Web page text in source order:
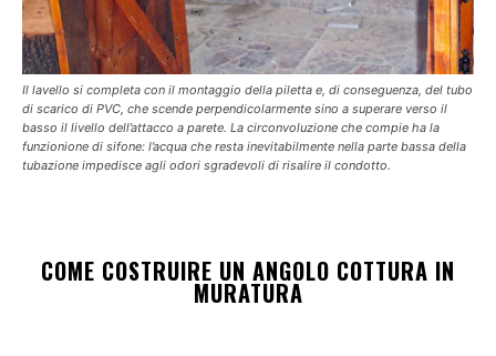
Il lavello si completa con il montaggio della piletta e, di conseguenza, del tubo
di scarico di PVC, che scende perpendicolarmente sino a superare verso il
basso il livello dell’attacco a parete. La circonvoluzione che compie ha la
funzionione di sifone: l’acqua che resta inevitabilmente nella parte bassa della
tubazione impedisce agli odori sgradevoli di risalire il condotto.
COME COSTRUIRE UN ANGOLO COTTURA IN
MURATURA